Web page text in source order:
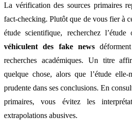
La vérification des sources primaires
fact-checking. Plutôt que de vous fier à
étude scientifique, recherchez
véhiculent des fake news
recherches académiques. Un titre
quelque chose, alors que l’étude elle-
prudente dans ses conclusions. En
primaires, vous évitez les
extrapolations abusives.